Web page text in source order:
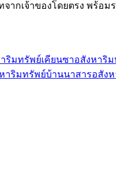
ากเจ้าของโดยตรง พร้อ
ริมทรัพย์เคียนซาอสังหาริ
าริมทรัพย์บ้านนาสารอสัง